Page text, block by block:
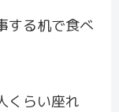
する机で食べ
くらい座れ